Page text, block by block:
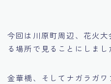
今回は川原町周辺、花火
る場所で見ることにしまし
金華橋、そしてナガラガ